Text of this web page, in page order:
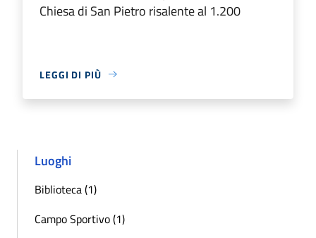
Chiesa di San Pietro risalente al 1.200
LEGGI DI PIÙ
Luoghi
Biblioteca (1)
Campo Sportivo (1)